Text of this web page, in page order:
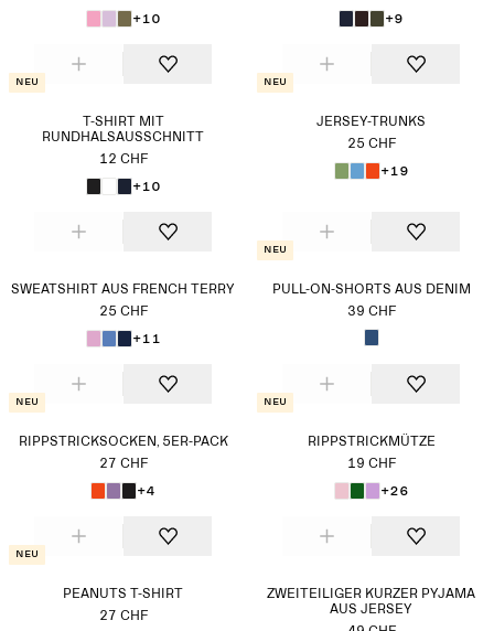
+10 +9
Neu
T-SHIRT MIT
RUNDHALSAUSSCHNITT
12 CHF
+10
Neu
JERSEY-TRUNKS
25 CHF
+19
SWEATSHIRT AUS FRENCH TERRY
25 CHF
+11
Neu
PULL-ON-SHORTS AUS DENIM
39 CHF
Neu
RIPPSTRICKSOCKEN, 5ER-PACK
27 CHF
+4
Neu
RIPPSTRICKMÜTZE
19 CHF
+26
Neu
PEANUTS T-SHIRT
27 CHF
ZWEITEILIGER KURZER PYJAMA
AUS JERSEY